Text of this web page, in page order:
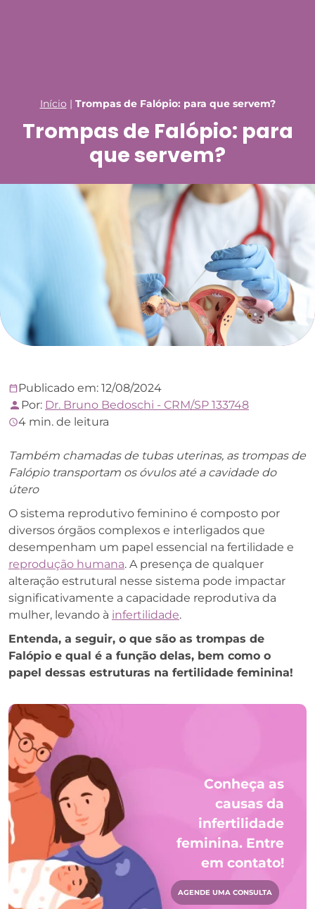
Início | Trompas de Falópio: para que servem?
Trompas de Falópio: para
que servem?
Publicado em: 12/08/2024
Por: Dr. Bruno Bedoschi - CRM/SP 133748
4 min. de leitura
Também chamadas de tubas uterinas, as trompas de
Falópio transportam os óvulos até a cavidade do
útero
O sistema reprodutivo feminino é composto por
diversos órgãos complexos e interligados que
desempenham um papel essencial na fertilidade e
reprodução humana. A presença de qualquer
alteração estrutural nesse sistema pode impactar
significativamente a capacidade reprodutiva da
mulher, levando à infertilidade.
Entenda, a seguir, o que são as trompas de
Falópio e qual é a função delas, bem como o
papel dessas estruturas na fertilidade feminina!
Conheça as
causas da
infertilidade
feminina. Entre
em contato!
AGENDE UMA CONSULTA